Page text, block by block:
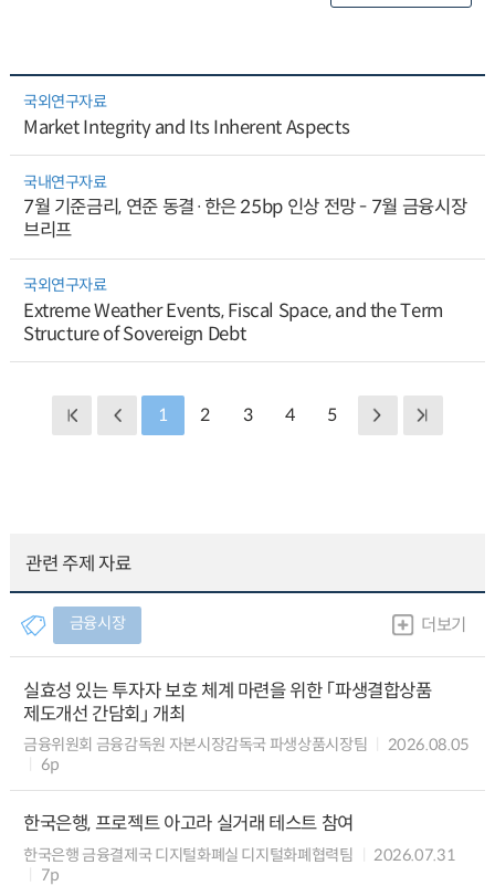
국외연구자료
Market Integrity and Its Inherent Aspects
국내연구자료
7월 기준금리, 연준 동결·한은 25bp 인상 전망 - 7월 금융시장
브리프
국외연구자료
Extreme Weather Events, Fiscal Space, and the Term
Structure of Sovereign Debt
1 2 3 4 5
관련 주제 자료
금융시장 더보기
실효성 있는 투자자 보호 체계 마련을 위한 「파생결합상품
제도개선 간담회」 개최
금융위원회 금융감독원 자본시장감독국 파생상품시장팀
2026.08.05
6p
한국은행, 프로젝트 아고라 실거래 테스트 참여
한국은행 금융결제국 디지털화폐실 디지털화폐협력팀
2026.07.31
7p